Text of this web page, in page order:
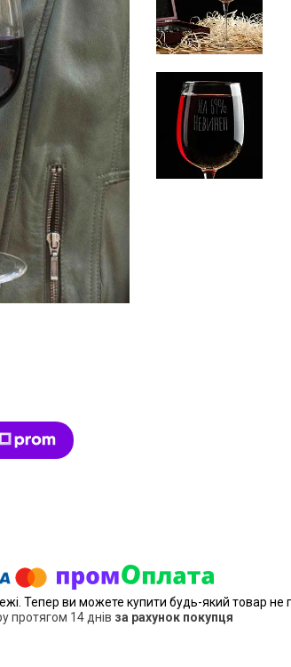
Тепер ви можете купити будь-який товар не
протягом 14 днів за рахунок покупця